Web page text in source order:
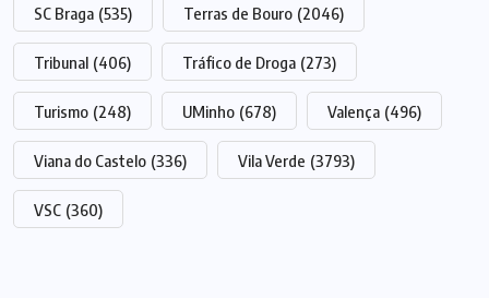
SC Braga (535) Terras de Bouro (2046)
Tribunal (406) Tráfico de Droga (273)
Turismo (248) UMinho (678) Valença (496)
Viana do Castelo (336) Vila Verde (3793)
VSC (360)